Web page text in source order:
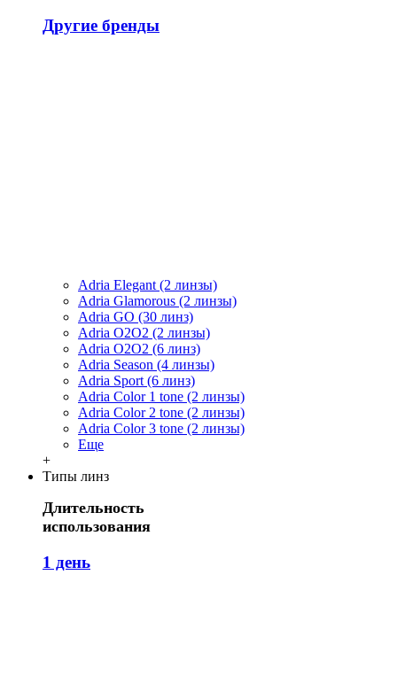
Другие бренды
Adria Elegant (2 линзы)
Adria Glamorous (2 линзы)
Adria GO (30 линз)
Adria O2O2 (2 линзы)
Adria O2O2 (6 линз)
Adria Season (4 линзы)
Adria Sport (6 линз)
Adria Сolor 1 tone (2 линзы)
Adria Сolor 2 tone (2 линзы)
Adria Сolor 3 tone (2 линзы)
Еще
+
Типы линз
Длительность
использования
1 день